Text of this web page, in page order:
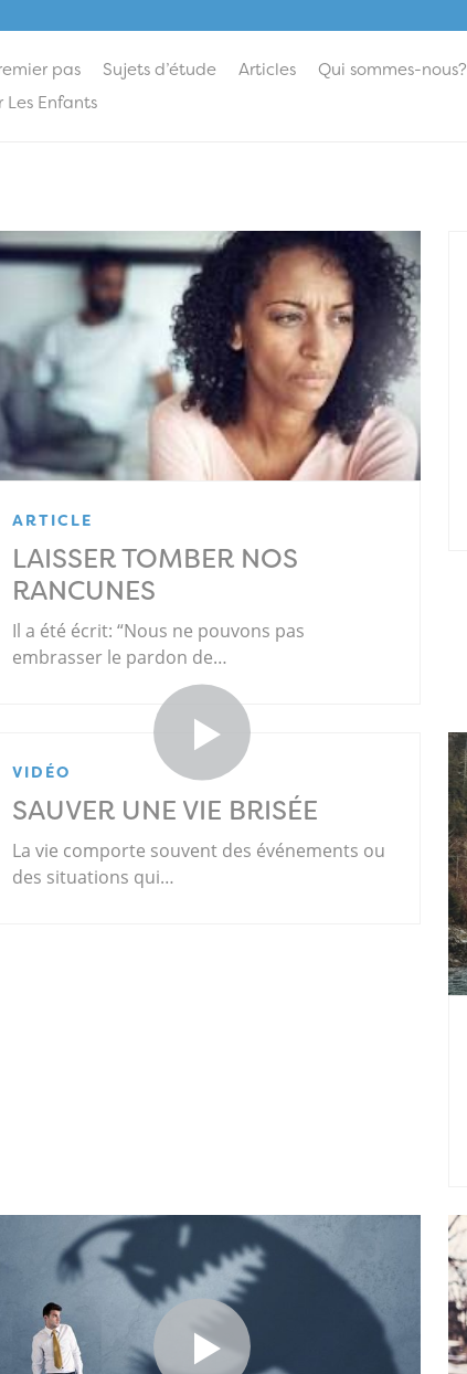
pas Sujets d’étude Articles Qui sommes-nous?
Les Enfants
ARTICLE
LAISSER TOMBER NOS
RANCUNES
Il a été écrit: “Nous ne pouvons pas
embrasser le pardon de…
VIDÉO
SAUVER UNE VIE BRISÉE
La vie comporte souvent des événements ou
des situations qui…